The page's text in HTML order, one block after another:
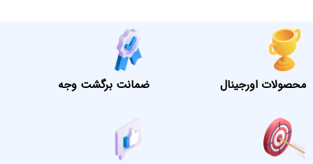
محصولات اورجینال ضمانت برگشت وجه